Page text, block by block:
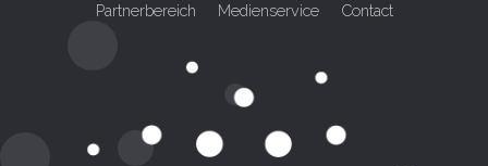
Partnerbereich Medienservice Contact